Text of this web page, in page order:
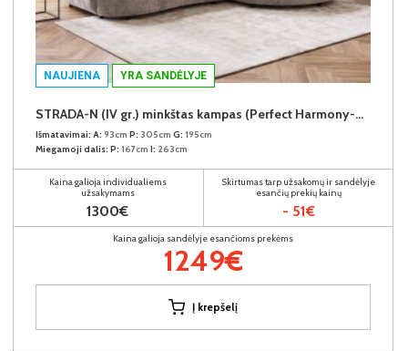
NAUJIENA YRA SANDĖLYJE
STRADA-N (IV gr.) minkštas kampas (Perfect Harmony-04) D
Išmatavimai: A: 93cm P: 305cm G: 195cm
Miegamoji dalis: P: 167cm I: 263cm
Kaina galioja individualiems
užsakymams
1300€
Skirtumas tarp užsakomų ir sandėlyje
esančių prekių kainų
- 51€
Kaina galioja sandėlyje esančioms prekėms
1249€
Į krepšelį